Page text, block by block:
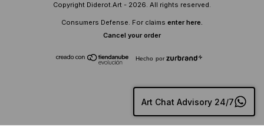
Art Chat Advisory 24/7
Copyright Diderot.Art - 2026. All rights reserved.
Consumers Defense. For claims enter here.
Cancel your order
Hecho por